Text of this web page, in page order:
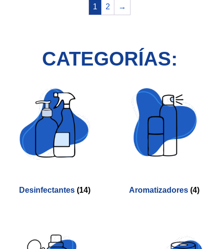
1 2 →
CATEGORÍAS:
Desinfectantes (14) Aromatizadores (4)